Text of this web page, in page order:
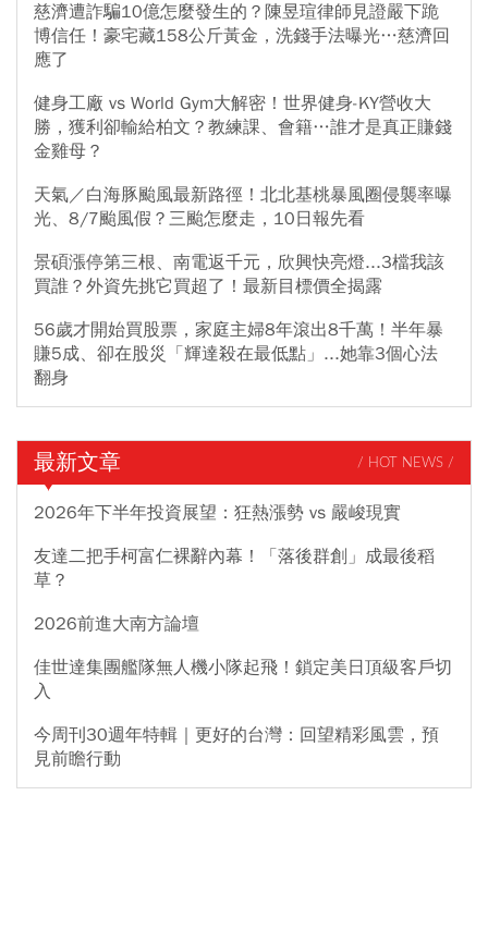
慈濟遭詐騙10億怎麼發生的？陳昱瑄律師見證嚴下跪
博信任！豪宅藏158公斤黃金，洗錢手法曝光…慈濟回
應了
健身工廠 vs World Gym大解密！世界健身-KY營收大
勝，獲利卻輸給柏文？教練課、會籍…誰才是真正賺錢
金雞母？
天氣／白海豚颱風最新路徑！北北基桃暴風圈侵襲率曝
光、8/7颱風假？三颱怎麼走，10日報先看
景碩漲停第三根、南電返千元，欣興快亮燈...3檔我該
買誰？外資先挑它買超了！最新目標價全揭露
56歲才開始買股票，家庭主婦8年滾出8千萬！半年暴
賺5成、卻在股災「輝達殺在最低點」...她靠3個心法
翻身
最新文章 / HOT NEWS /
2026年下半年投資展望：狂熱漲勢 vs 嚴峻現實
友達二把手柯富仁裸辭內幕！「落後群創」成最後稻
草？
2026前進大南方論壇
佳世達集團艦隊無人機小隊起飛！鎖定美日頂級客戶切
入
今周刊30週年特輯｜更好的台灣：回望精彩風雲，預
見前瞻行動